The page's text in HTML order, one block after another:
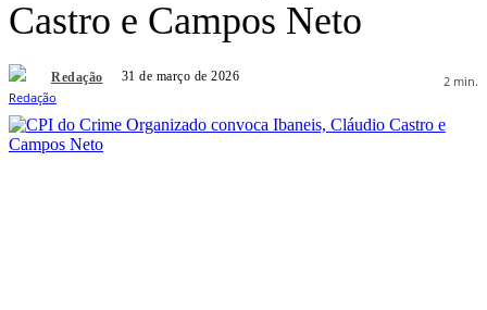
Castro e Campos Neto
Redação 31 de março de 2026 2 min.